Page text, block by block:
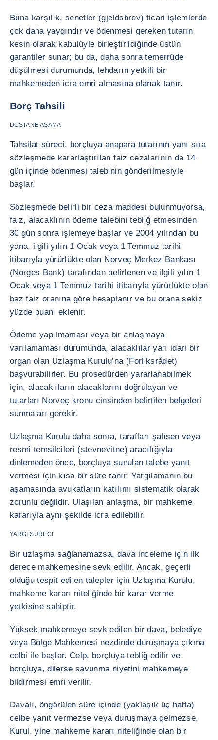
Buna karşılık, senetler (gjeldsbrev) ticari işlemlerde
çok daha yaygındır ve ödenmesi gereken tutarın
kesin olarak kabulüyle birleştirildiğinde üstün
garantiler sunar; bu da, daha sonra temerrüde
düşülmesi durumunda, lehdarın yetkili bir
mahkemeden icra emri almasına olanak tanır.
Borç Tahsili
DOSTANE AŞAMA
Tahsilat süreci, borçluya anapara tutarının yanı sıra
sözleşmede kararlaştırılan faiz cezalarının da 14
gün içinde ödenmesi talebinin gönderilmesiyle
başlar.
Sözleşmede belirli bir ceza maddesi bulunmuyorsa,
faiz, alacaklının ödeme talebini tebliğ etmesinden
30 gün sonra işlemeye başlar ve 2004 yılından bu
yana, ilgili yılın 1 Ocak veya 1 Temmuz tarihi
itibarıyla yürürlükte olan Norveç Merkez Bankası
(Norges Bank) tarafından belirlenen ve ilgili yılın 1
Ocak veya 1 Temmuz tarihi itibarıyla yürürlükte olan
baz faiz oranına göre hesaplanır ve bu orana sekiz
yüzde puanı eklenir.
Ödeme yapılmaması veya bir anlaşmaya
varılamaması durumunda, alacaklılar yarı idari bir
organ olan Uzlaşma Kurulu’na (Forliksrådet)
başvurabilirler. Bu prosedürden yararlanabilmek
için, alacaklıların alacaklarını doğrulayan ve
tutarları Norveç kronu cinsinden belirtilen belgeleri
sunmaları gerekir.
Uzlaşma Kurulu daha sonra, tarafları şahsen veya
resmi temsilcileri (stevnevitne) aracılığıyla
dinlemeden önce, borçluya sunulan talebe yanıt
vermesi için kısa bir süre tanır. Yargılamanın bu
aşamasında avukatların katılımı sistematik olarak
zorunlu değildir. Ulaşılan anlaşma, bir mahkeme
kararıyla aynı şekilde icra edilebilir.
YARGI SÜRECI
Bir uzlaşma sağlanamazsa, dava inceleme için ilk
derece mahkemesine sevk edilir. Ancak, geçerli
olduğu tespit edilen talepler için Uzlaşma Kurulu,
mahkeme kararı niteliğinde bir karar verme
yetkisine sahiptir.
Yüksek mahkemeye sevk edilen bir dava, belediye
veya Bölge Mahkemesi nezdinde duruşmaya çıkma
celbi ile başlar. Celp, borçluya tebliğ edilir ve
borçluya, dilerse savunma niyetini mahkemeye
bildirmesi emri verilir.
Davalı, öngörülen süre içinde (yaklaşık üç hafta)
celbe yanıt vermezse veya duruşmaya gelmezse,
Kurul, yine mahkeme kararı niteliğinde olan bir